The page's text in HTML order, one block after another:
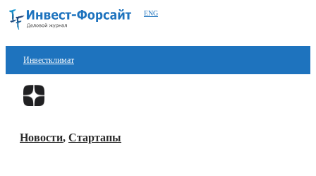
ENG
Инвестклимат
Финансы
Блокчейн
Новости, Стартапы